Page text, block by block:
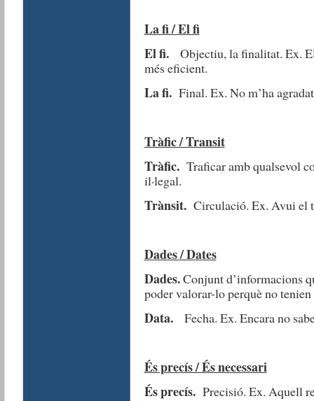
La fi / El fi
El fi.Objectiu, la finalitat. Ex. El
més eficient.
La fi.Final. Ex. No m’ha
Tràfic / Transit
Tràfic.Traficar amb qualsevol
il·legal.
Trànsit.Circulació. Ex. Avui el
Dades / Dates
Dades.Conjunt d’informacions
poder valorar-lo perquè no tenien
Data.Fecha. Ex. Encara no
És precís / És necessari
És precís. Precisió. Ex. Aquell